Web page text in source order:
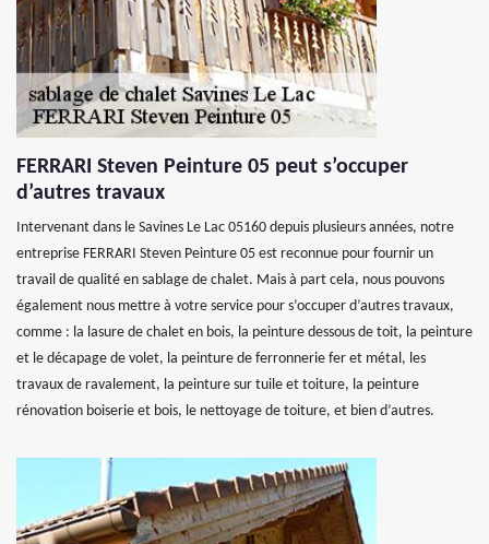
FERRARI Steven Peinture 05 peut s’occuper
d’autres travaux
Intervenant dans le Savines Le Lac 05160 depuis plusieurs années, notre
entreprise FERRARI Steven Peinture 05 est reconnue pour fournir un
travail de qualité en sablage de chalet. Mais à part cela, nous pouvons
également nous mettre à votre service pour s’occuper d’autres travaux,
comme : la lasure de chalet en bois, la peinture dessous de toit, la peinture
et le décapage de volet, la peinture de ferronnerie fer et métal, les
travaux de ravalement, la peinture sur tuile et toiture, la peinture
rénovation boiserie et bois, le nettoyage de toiture, et bien d’autres.